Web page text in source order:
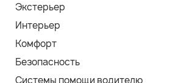
Экстерьер
Интерьер
Комфорт
Безопасность